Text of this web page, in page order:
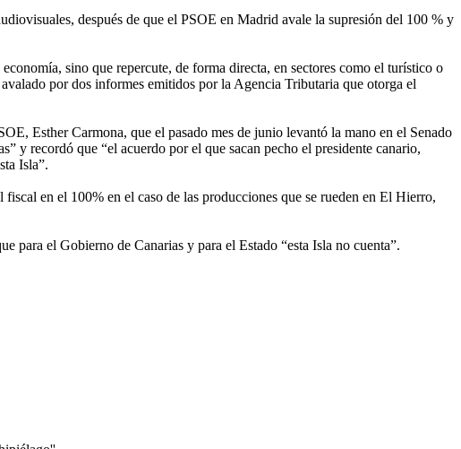
después de que el PSOE en Madrid avale la supresión del 100 % y
sino que repercute, de forma directa, en sectores como el turístico o
por dos informes emitidos por la Agencia Tributaria que otorga el
Esther Carmona, que el pasado mes de junio levantó la mano en el Senado
y recordó que “el acuerdo por el que sacan pecho el presidente canario,
Isla”.
en el 100% en el caso de las producciones que se rueden en El Hierro,
para el Gobierno de Canarias y para el Estado “esta Isla no cuenta”.